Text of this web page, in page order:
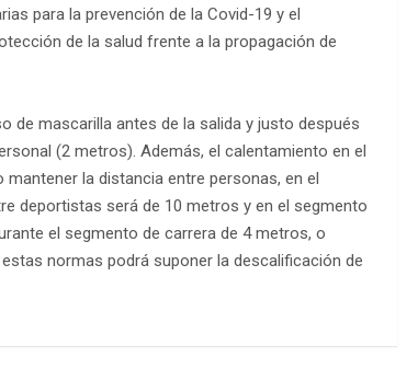
para la prevención de la Covid-19 y el
de la salud frente a la propagación de
de mascarilla antes de la salida y justo después
(2 metros). Además, el calentamiento en el
la distancia entre personas, en el
deportistas será de 10 metros y en el segmento
el segmento de carrera de 4 metros, o
normas podrá suponer la descalificación de